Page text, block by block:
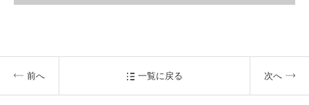
前へ 一覧に戻る 次へ